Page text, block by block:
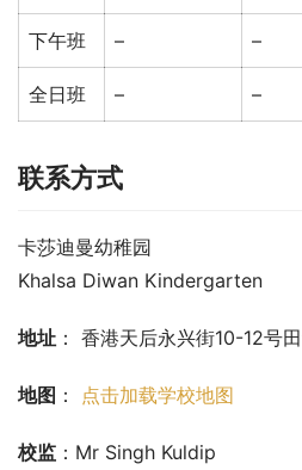
下午班 – –
全日班 – –
联系方式
卡莎迪曼幼稚园
Khalsa Diwan Kindergarten
地址 ： 香港天后永兴街10-12号
地图 ： 点击加载学校地图
校监 ：Mr Singh Kuldip